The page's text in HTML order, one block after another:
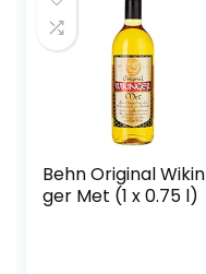
Behn Original Wikin
ger Met (1 x 0.75 l)